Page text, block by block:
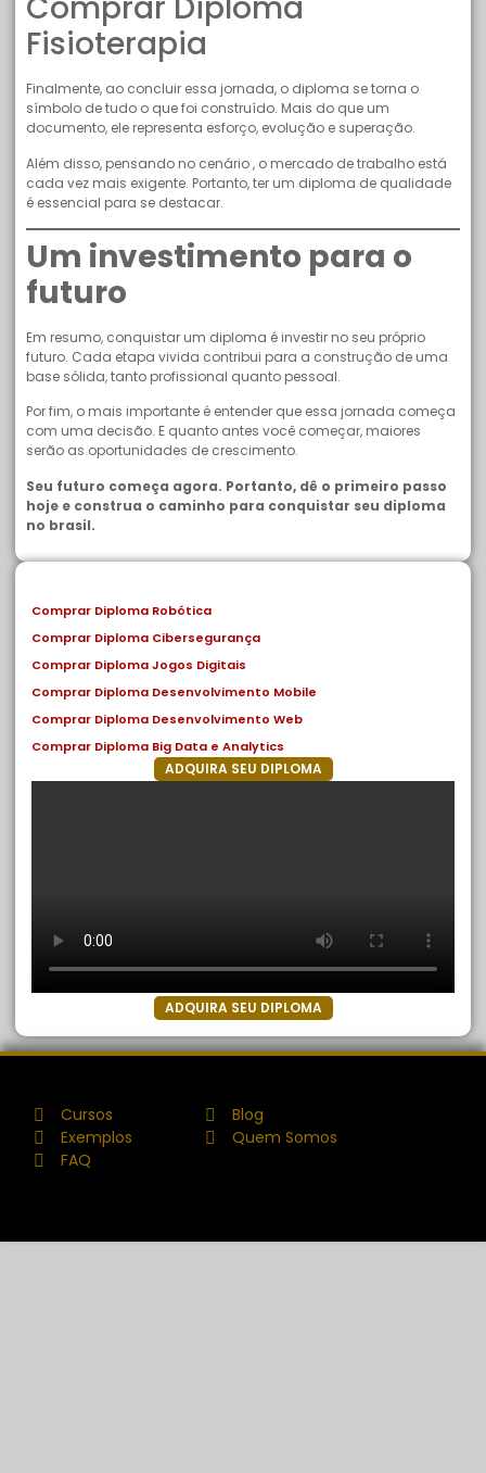
Fisioterapia
Finalmente, ao concluir essa jornada, o diploma se torna o
símbolo de tudo o que foi construído. Mais do que um
documento, ele representa esforço, evolução e superação.
Além disso, pensando no cenário , o mercado de trabalho está
cada vez mais exigente. Portanto, ter um diploma de qualidade
é essencial para se destacar.
Um investimento para o
futuro
Em resumo, conquistar um diploma é investir no seu próprio
futuro. Cada etapa vivida contribui para a construção de uma
base sólida, tanto profissional quanto pessoal.
Por fim, o mais importante é entender que essa jornada começa
com uma decisão. E quanto antes você começar, maiores
serão as oportunidades de crescimento.
Seu futuro começa agora. Portanto, dê o primeiro passo
hoje e construa o caminho para conquistar seu diploma
no brasil.
Comprar Diploma Robótica
Comprar Diploma Cibersegurança
Comprar Diploma Jogos Digitais
Comprar Diploma Desenvolvimento Mobile
Comprar Diploma Desenvolvimento Web
Comprar Diploma Big Data e Analytics
ADQUIRA SEU DIPLOMA
ADQUIRA SEU DIPLOMA
Cursos
Exemplos
FAQ
Blog
Quem Somos